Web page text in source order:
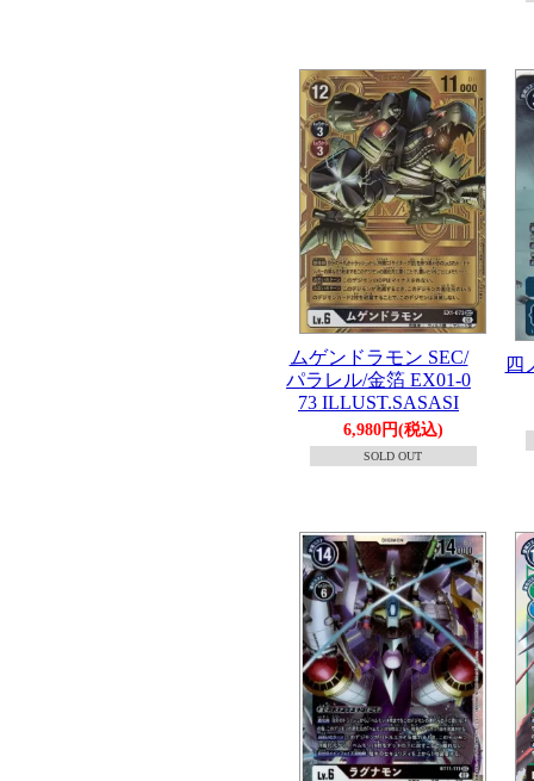
ムゲンドラモン SEC/
パラレル/金箔 EX01-0
73 ILLUST.SASASI
6,980円(税込)
SOLD OUT
四